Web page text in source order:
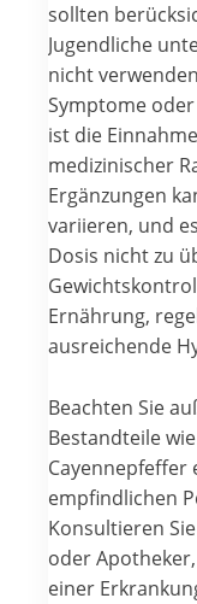
sollten
Jugendliche
nicht
Symptome
ist die
medizinischer
Ergänzungen
variieren, und
Dosis nicht zu
Ernährung,
ausreichende
Beachten Sie
Bestandteile
Cayennepfeffer
empfindlichen
Konsultieren
oder
einer